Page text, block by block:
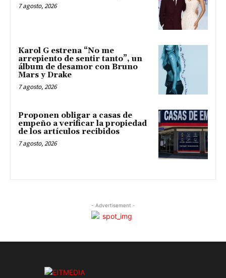
7 agosto, 2026
Karol G estrena “No me
arrepiento de sentir tanto”, un
álbum de desamor con Bruno
Mars y Drake
7 agosto, 2026
Proponen obligar a casas de
empeño a verificar la propiedad
de los artículos recibidos
7 agosto, 2026
- Advertisement -